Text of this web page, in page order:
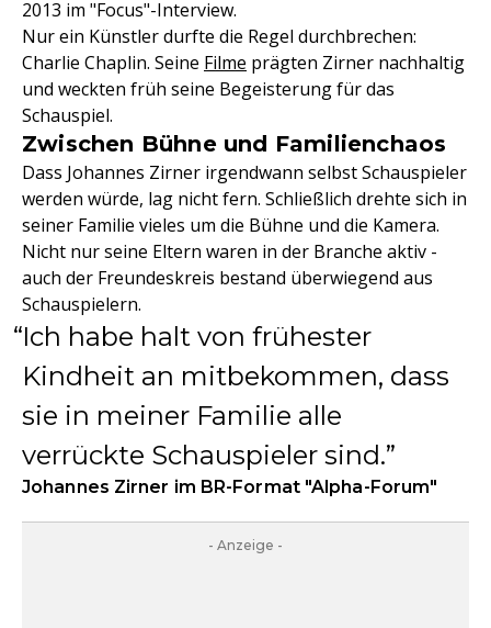
2013 im "Focus"-Interview.
Nur ein Künstler durfte die Regel durchbrechen:
Charlie Chaplin. Seine Filme prägten Zirner nachhaltig
und weckten früh seine Begeisterung für das
Schauspiel.
Zwischen Bühne und Familienchaos
Dass Johannes Zirner irgendwann selbst Schauspieler
werden würde, lag nicht fern. Schließlich drehte sich in
seiner Familie vieles um die Bühne und die Kamera.
Nicht nur seine Eltern waren in der Branche aktiv -
auch der Freundeskreis bestand überwiegend aus
Schauspielern.
Ich habe halt von frühester
Kindheit an mitbekommen, dass
sie in meiner Familie alle
verrückte Schauspieler sind.
Johannes Zirner im BR-Format "Alpha-Forum"
- Anzeige -